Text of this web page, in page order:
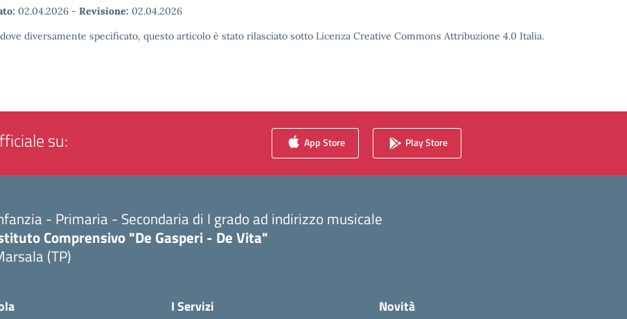
02.04.2026 - Revisione: 02.04.2026
diversamente specificato, questo articolo è stato rilasciato sotto Licenza Creative Commons Attribuzione 4.0 Italia.
su: App Store Play Store
- Primaria - Secondaria di I grado ad indirizzo musicale
Comprensivo "De Gasperi - De Vita"
(TP)
I Servizi Novità